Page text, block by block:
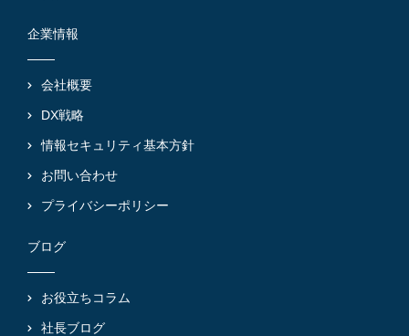
企業情報
会社概要
DX戦略
情報セキュリティ基本方針
お問い合わせ
プライバシーポリシー
ブログ
お役立ちコラム
社長ブログ